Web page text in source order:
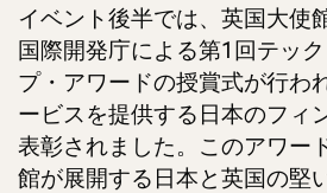
イベント後半では、英国大使
国際開発庁による第1回テッ
プ・アワードの授賞式が行わ
ービスを提供する日本のフィ
表彰されました。このアワー
館が展開する日本と英国の堅